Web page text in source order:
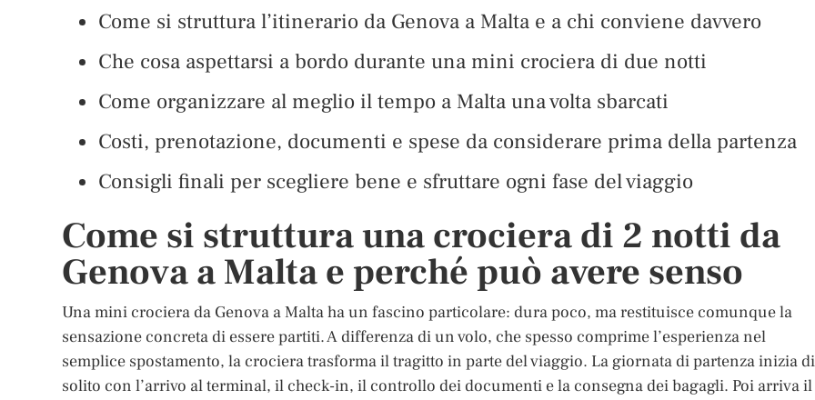
Come si struttura l’itinerario da Genova a Malta e a chi conviene davvero
Che cosa aspettarsi a bordo durante una mini crociera di due notti
Come organizzare al meglio il tempo a Malta una volta sbarcati
Costi, prenotazione, documenti e spese da considerare prima della partenza
Consigli finali per scegliere bene e sfruttare ogni fase del viaggio
Come si struttura una crociera di 2 notti da
Genova a Malta e perché può avere senso
Una mini crociera da Genova a Malta ha un fascino particolare: dura poco, ma restituisce comunque la
sensazione concreta di essere partiti. A differenza di un volo, che spesso comprime l’esperienza nel
semplice spostamento, la crociera trasforma il tragitto in parte del viaggio. La giornata di partenza inizia di
solito con l’arrivo al terminal, il check-in, il controllo dei documenti e la consegna dei bagagli. Poi arriva il